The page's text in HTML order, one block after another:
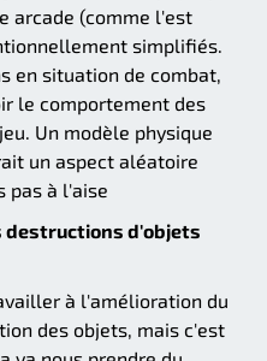
arcade (comme l'est
simplifiés.
en situation de combat,
le comportement des
Un modèle physique
un aspect aléatoire
pas à l'aise
destructions d'objets
à l'amélioration du
des objets, mais c'est